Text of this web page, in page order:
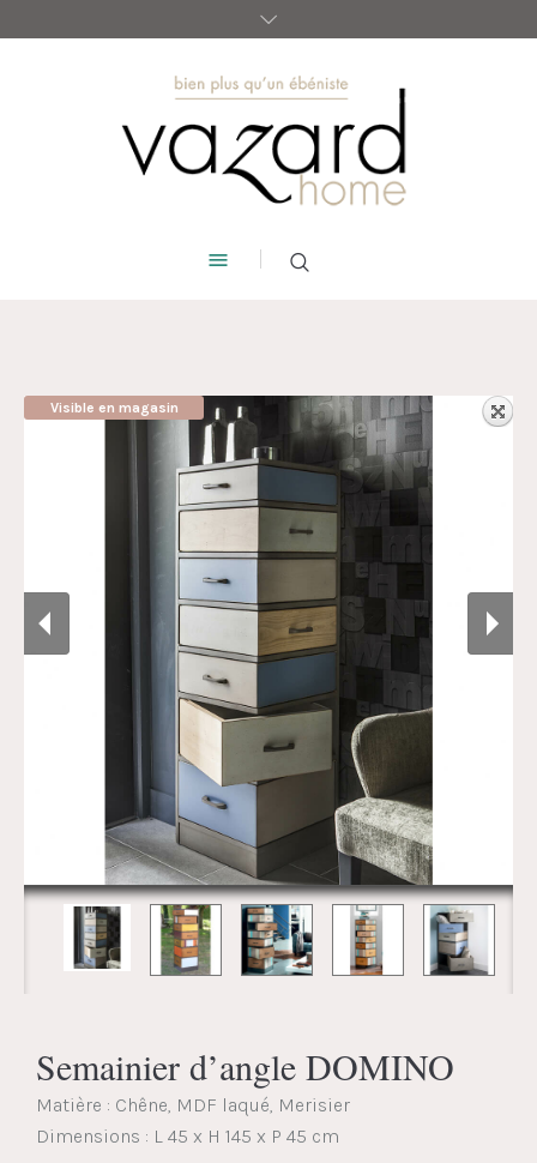
Visible en magasin
Semainier d’angle DOMINO
Matière : Chêne, MDF laqué, Merisier
Dimensions : L 45 x H 145 x P 45 cm